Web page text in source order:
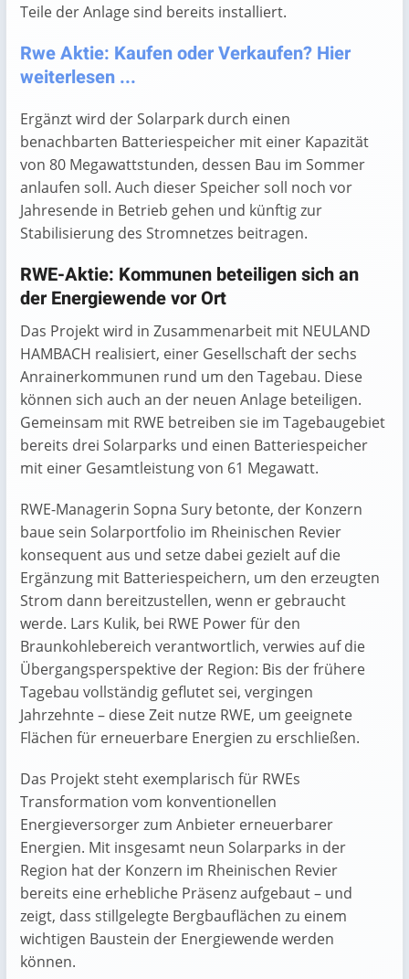
Teile der Anlage sind bereits installiert.
Rwe Aktie: Kaufen oder Verkaufen? Hier
weiterlesen ...
Ergänzt wird der Solarpark durch einen
benachbarten Batteriespeicher mit einer Kapazität
von 80 Megawattstunden, dessen Bau im Sommer
anlaufen soll. Auch dieser Speicher soll noch vor
Jahresende in Betrieb gehen und künftig zur
Stabilisierung des Stromnetzes beitragen.
RWE-Aktie: Kommunen beteiligen sich an
der Energiewende vor Ort
Das Projekt wird in Zusammenarbeit mit NEULAND
HAMBACH realisiert, einer Gesellschaft der sechs
Anrainerkommunen rund um den Tagebau. Diese
können sich auch an der neuen Anlage beteiligen.
Gemeinsam mit RWE betreiben sie im Tagebaugebiet
bereits drei Solarparks und einen Batteriespeicher
mit einer Gesamtleistung von 61 Megawatt.
RWE-Managerin Sopna Sury betonte, der Konzern
baue sein Solarportfolio im Rheinischen Revier
konsequent aus und setze dabei gezielt auf die
Ergänzung mit Batteriespeichern, um den erzeugten
Strom dann bereitzustellen, wenn er gebraucht
werde. Lars Kulik, bei RWE Power für den
Braunkohlebereich verantwortlich, verwies auf die
Übergangsperspektive der Region: Bis der frühere
Tagebau vollständig geflutet sei, vergingen
Jahrzehnte – diese Zeit nutze RWE, um geeignete
Flächen für erneuerbare Energien zu erschließen.
Das Projekt steht exemplarisch für RWEs
Transformation vom konventionellen
Energieversorger zum Anbieter erneuerbarer
Energien. Mit insgesamt neun Solarparks in der
Region hat der Konzern im Rheinischen Revier
bereits eine erhebliche Präsenz aufgebaut – und
zeigt, dass stillgelegte Bergbauflächen zu einem
wichtigen Baustein der Energiewende werden
können.